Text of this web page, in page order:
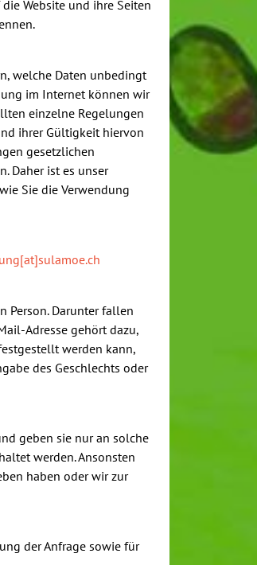
Website und ihre Seiten
welche Daten unbedingt
im Internet können wir
einzelne Regelungen
ihrer Gültigkeit hiervon
gesetzlichen
Daher ist es unser
Sie die Verwendung
Person. Darunter fallen
Adresse gehört dazu,
werden kann,
des Geschlechts oder
geben sie nur an solche
werden. Ansonsten
haben oder wir zur
der Anfrage sowie für